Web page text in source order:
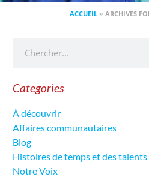
ACCUEIL » ARCHIVES
Categories
À découvrir
Affaires communautaires
Blog
Histoires de temps et des talents
Notre Voix